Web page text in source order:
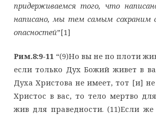
придерживаемся того, что
написано, мы тем самым сохраним
опасностей”[1]
Рим.8:9-11“(9)Но вы не по плоти
если только Дух Божий живет в
Духа Христова не имеет, тот [и] не
Христос в вас, то тело мертво
жив для праведности. (11)Если